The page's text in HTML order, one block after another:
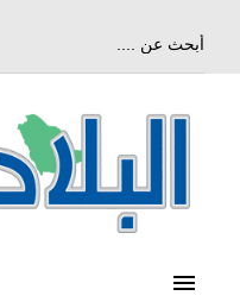
menu